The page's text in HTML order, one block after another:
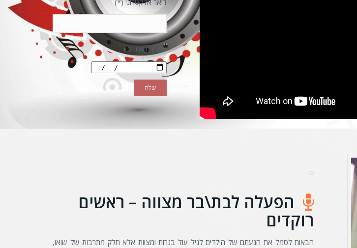
דואר אלקטרוני (*)
תאריך האירוע
הפעלה לבת\בר מצווה – ראשים
רוקדים
הבאות לסמל את הגעתם של הילדים לגיל עול בגרות ומצוות אלא חלק מתרבות של שואו,